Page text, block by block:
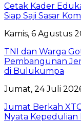
Cetak Kader
Siap Saji Sasar
Kamis, 6 Agustus
TNI dan Warga
Pembangunan
di Bulukumpa
Jumat, 24 Juli
Jumat Berkah
Nyata Kepedulian